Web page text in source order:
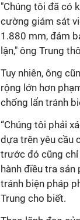
"Chúng tôi đã có
cường giám sát
1.880 mm, đảm
lận," ông Trung
Tuy nhiên, ông
rộng lớn hơn
chống lẩn tránh
“Chúng tôi phải
dựa trên yêu cầu
trước đó cũng chỉ
hành điều tra
tránh biện pháp
Trung cho biết.